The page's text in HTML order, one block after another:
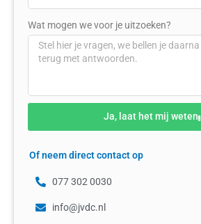
Wat mogen we voor je uitzoeken?
Ja, laat het mij weten
Of neem direct contact op
077 302 0030
info@jvdc.nl